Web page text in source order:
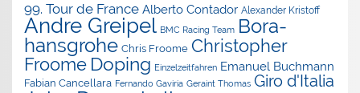
99. Tour de France Alberto Contador Alexander Kristoff
Andre Greipel BMC Racing Team Bora-
hansgrohe Chris Froome Christopher
Froome Doping Einzelzeitfahren Emanuel Buchmann
Fabian Cancellara Fernando Gaviria Geraint Thomas Giro d'Italia